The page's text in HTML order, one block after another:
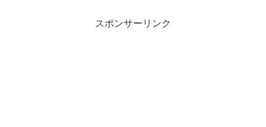
スポンサーリンク